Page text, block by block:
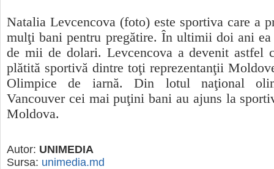
Natalia Levcencova (foto) este sportiva care a
mulţi bani pentru pregătire. În ultimii doi ani ea
de mii de dolari. Levcencova a devenit astfel
plătită sportivă dintre toţi reprezentanţii
Olimpice de iarnă. Din lotul naţional
Vancouver cei mai puţini bani au ajuns la
Moldova.
Autor: UNIMEDIA
Sursa: unimedia.md